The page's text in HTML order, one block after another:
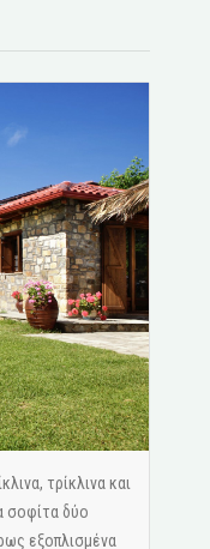
τρίκλινα και
σοφίτα δύο
εξοπλισμένα